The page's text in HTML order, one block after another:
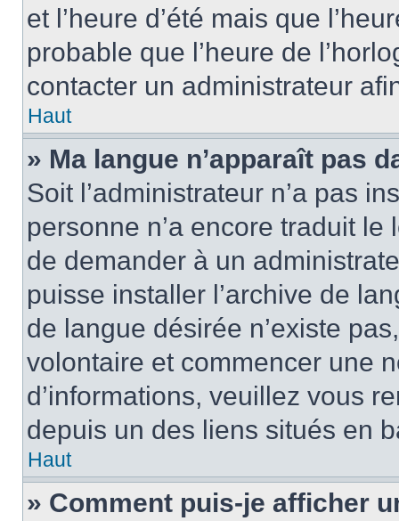
et l’heure d’été mais que
probable que l’heure de
contacter un administrateur
Haut
» Ma langue n’apparaît pas
Soit l’administrateur n’a pas
personne n’a encore traduit
de demander à un
puisse installer l’archive de
de langue désirée n’existe
volontaire et commencer une
d’informations, veuillez vous
depuis un des liens situés en
Haut
» Comment puis-je afficher